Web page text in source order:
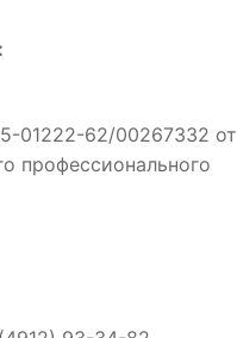
01222-62/00267332 от
профессионального